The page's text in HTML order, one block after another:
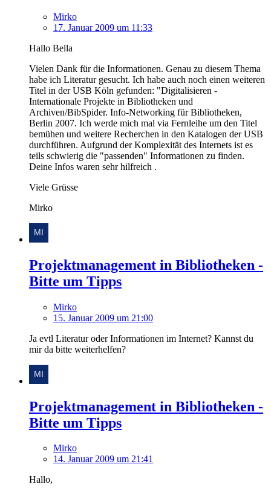
Mirko
17. Januar 2009 um 11:33
Hallo Bella
Vielen Dank für die Informationen. Genau zu diesem Thema
habe ich Literatur gesucht. Ich habe auch noch einen weiteren
Titel in der USB Köln gefunden: "Digitalisieren -
Internationale Projekte in Bibliotheken und
Archiven/BibSpider. Info-Networking für Bibliotheken,
Berlin 2007. Ich werde mich mal via Fernleihe um den Titel
bemühen und weitere Recherchen in den Katalogen der USB
durchführen. Aufgrund der Komplexität des Internets ist es
teils schwierig die "passenden" Informationen zu finden.
Deine Infos waren sehr hilfreich .
Viele Grüsse
Mirko
Projektmanagement in Bibliotheken -
Bitte um Tipps
Mirko
15. Januar 2009 um 21:00
Ja evtl Literatur oder Informationen im Internet? Kannst du
mir da bitte weiterhelfen?
Projektmanagement in Bibliotheken -
Bitte um Tipps
Mirko
14. Januar 2009 um 21:41
Hallo,